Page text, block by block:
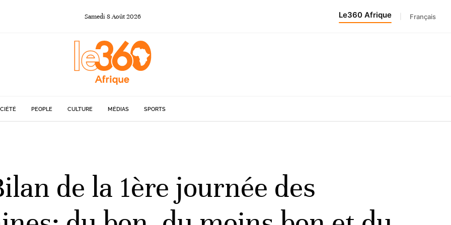
Samedi 8Août2026 Le360 Afrique Français
PEOPLE CULTURE MÉDIAS SPORTS
de la 1ère journée des